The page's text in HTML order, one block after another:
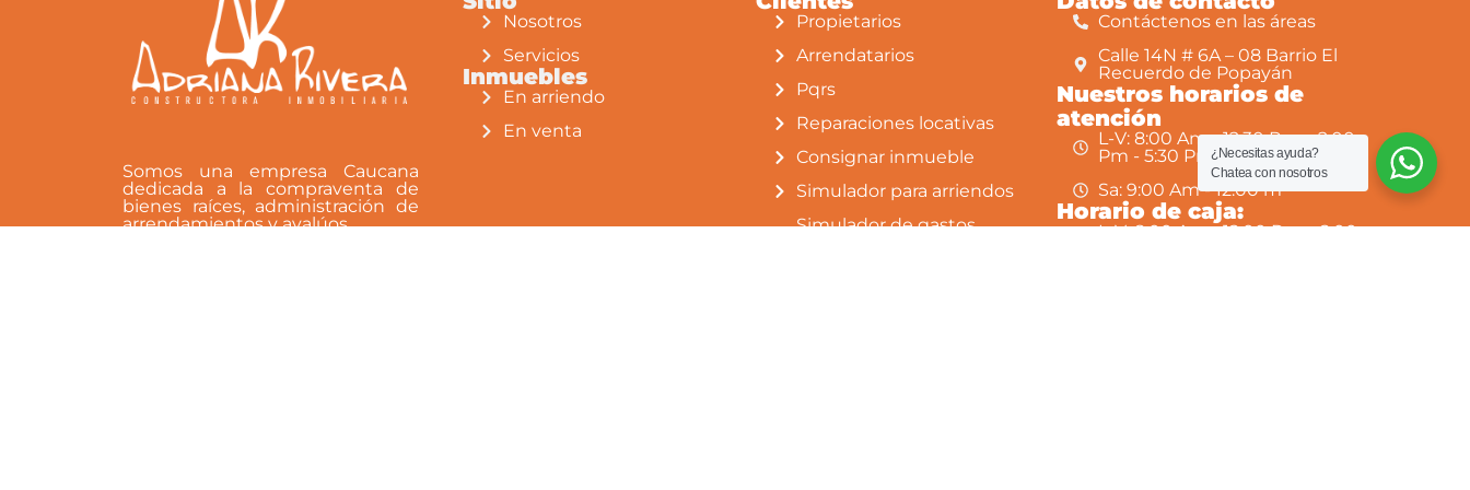
contáctanos hoy mismo al para
obtener más información y
programar una visita a esta
increíble propiedad.
Somos una empresa Caucana
dedicada a la compraventa de
bienes raíces, administración de
arrendamientos y avalúos.
Nosotros
Servicios
Inmuebles
En arriendo
En venta
Propietarios
Arrendatarios
Pqrs
Reparaciones locativas
Consignar inmueble
Simulador para arriendos
Simulador de gastos
Contáctenos en las áreas
Calle 14N # 6A – 08 Barrio El
Recuerdo de Popayán
Nuestros horarios de
atención
L-V: 8:00 Am - 12:30 Pm y 2:00
Pm - 5:30 Pm
Sa: 9:00 Am - 12:00 m
Horario de caja:
L-V: 8:00 Am - 12:00 Pm y 2:00
¿Necesitas ayuda?
Chatea con nosotros